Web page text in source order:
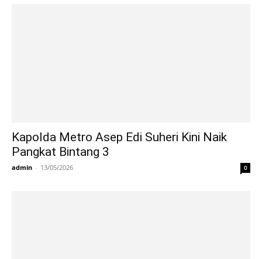
Kapolda Metro Asep Edi Suheri Kini Naik
Pangkat Bintang 3
admin - 13/05/2026 0